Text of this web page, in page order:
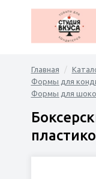
Главная
Формы для
Формы для